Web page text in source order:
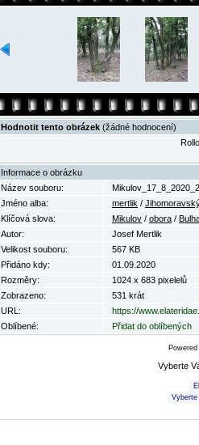
Hodnotit tento obrázek (žádné hodnocení)
Informace o obrázku
Název souboru:
Jméno alba:
mertlik /
Klíčová slova:
Mikulov / obora /
Autor:
Josef Mertlik
Velikost souboru:
567 KB
Přidáno kdy:
01.09.2020
Rozměry:
1024 x 683 pixelelů
Zobrazeno:
531 krát
URL:
https://
Oblíbené:
Přidat do oblíbených
Vyberte